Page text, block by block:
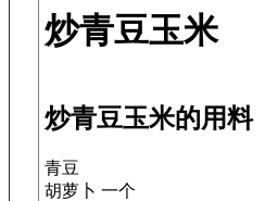
炒青豆玉米
炒青豆玉米的用料
青豆
胡萝卜 一个